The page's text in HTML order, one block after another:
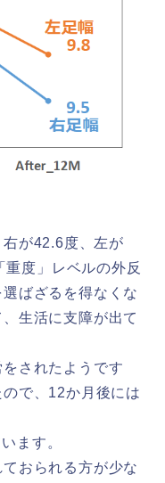
が42.6度、左が
度」レベルの外反
ばざるを得なくな
生活に支障が出て
されたようです
で、12か月後には
ます。
おられる方が少な